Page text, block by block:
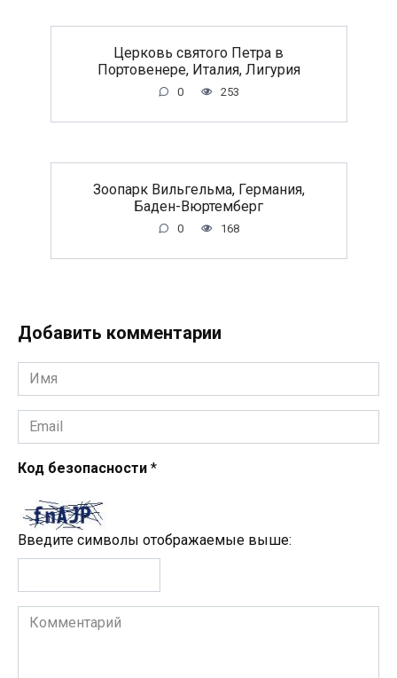
Церковь святого Петра в
Портовенере, Италия, Лигурия
0 253
Зоопарк Вильгельма, Германия,
Баден-Вюртемберг
0 168
Добавить комментарии
Имя
*
Email
*
Код безопасности *
Введите символы отображаемые выше:
Комментарий